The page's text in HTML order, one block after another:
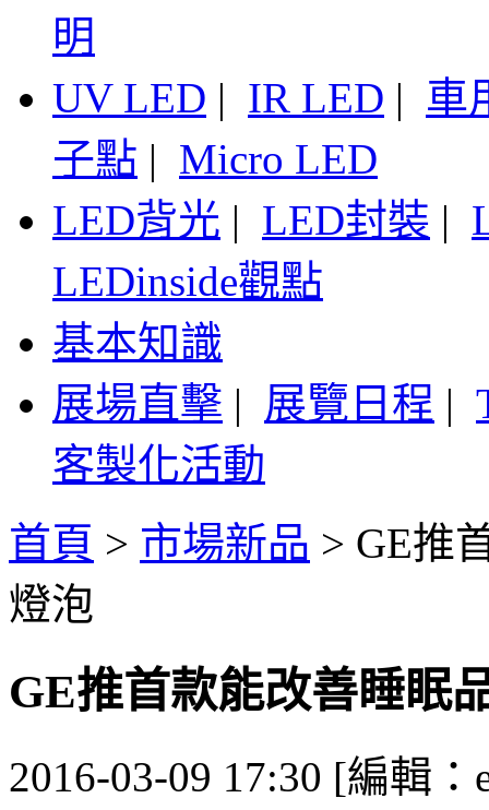
明
UV LED | IR LED | 車
子點 | Micro LED
LED背光 | LED封裝 |
LEDinside觀點
基本知識
展場直擊 | 展覽日程 |
客製化活動
首頁 > 市場新品 > GE推
燈泡
GE推首款能改善睡眠
2016-03-09 17:30 [編輯：